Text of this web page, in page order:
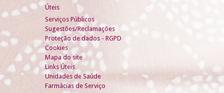
Úteis
Serviços Públicos
Sugestões/Reclamações
Proteção de dados - RGPD
Cookies
Mapa do site
Links Úteis
Unidades de Saúde
Farmácias de Serviço